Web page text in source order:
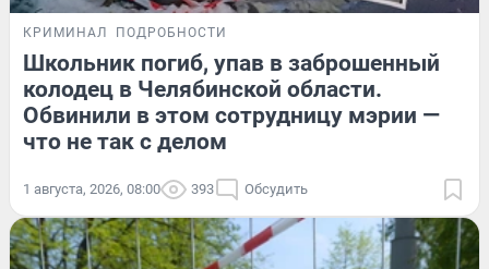
КРИМИНАЛ ПОДРОБНОСТИ
Школьник погиб, упав в заброшенный
колодец в Челябинской области.
Обвинили в этом сотрудницу мэрии —
что не так с делом
1 августа, 2026, 08:00 393 Обсудить